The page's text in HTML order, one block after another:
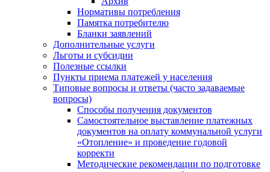
Нормативы потребления
Памятка потребителю
Бланки заявлений
Дополнительные услуги
Льготы и субсидии
Полезные ссылки
Пункты приема платежей у населения
Типовые вопросы и ответы (часто задаваемые
вопросы)
Способы получения документов
Самостоятельное выставление платежных
документов на оплату коммунальной услуги
«Отопление» и проведение годовой
корректи
Методические рекомендации по подготовке